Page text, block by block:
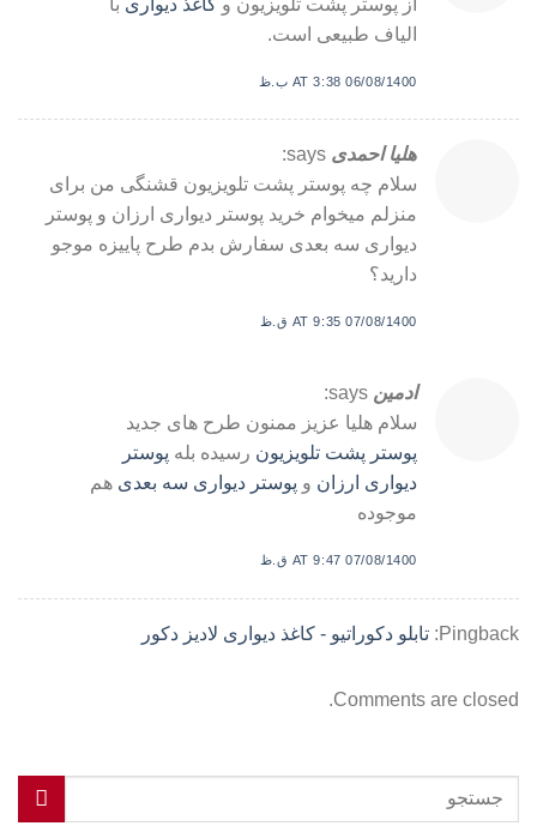
الیاف طبیعی است.
06/08/1400 AT 3:38 ب.ظ
هلیا احمدی says:
سلام چه پوستر پشت تلویزیون قشنگی من برای
منزلم میخوام خرید پوستر دیواری ارزان و پوستر
دیواری سه بعدی سفارش بدم طرح پاییزه موجو
دارید؟
07/08/1400 AT 9:35 ق.ظ
ادمین says:
سلام هلیا عزیز ممنون طرح های جدید
پوستر پشت تلویزیون رسیده بله پوستر
دیواری ارزان و پوستر دیواری سه بعدی هم
موجوده
07/08/1400 AT 9:47 ق.ظ
Pingback: تابلو دکوراتیو - کاغذ دیواری لادیز دکور
Comments are closed.